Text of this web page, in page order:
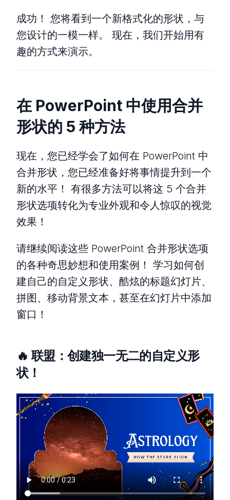
成功！ 您将看到一个新格式化的形状，与
您设计的一模一样。 现在，我们开始用有
趣的方式来演示。
在 PowerPoint 中使用合并
形状的 5 种方法
现在，您已经学会了如何在 PowerPoint 中
合并形状，您已经准备好将事情提升到一个
新的水平！ 有很多方法可以将这 5 个合并
形状选项转化为专业外观和令人惊叹的视觉
效果！
请继续阅读这些 PowerPoint 合并形状选项
的各种奇思妙想和使用案例！ 学习如何创
建自己的自定义形状、酷炫的标题幻灯片、
拼图、移动背景文本，甚至在幻灯片中添加
窗口！
🔥 联盟：创建独一无二的自定义形
状！